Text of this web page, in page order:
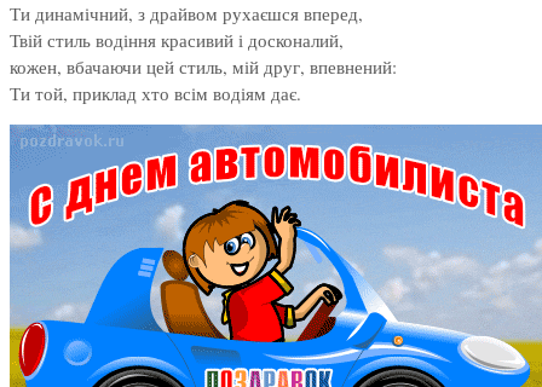
Ти динамічний, з драйвом рухаєшся вперед,
Твій стиль водіння красивий і досконалий,
кожен, вбачаючи цей стиль, мій друг, впевнений:
Ти той, приклад хто всім водіям дає.